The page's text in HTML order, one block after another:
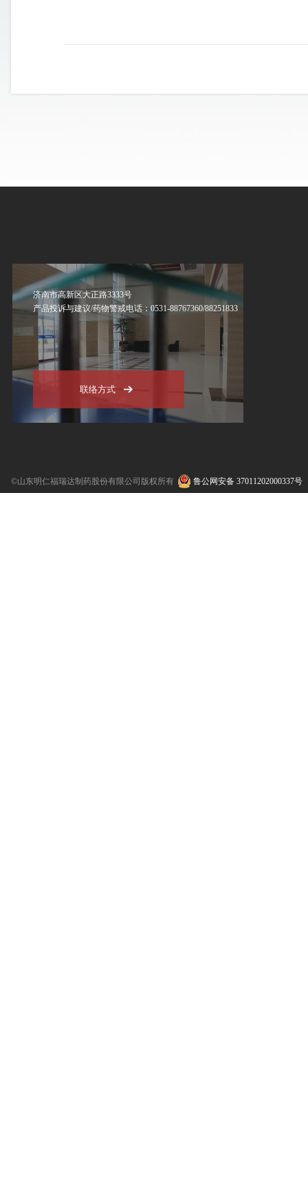
济南市高新区大正路3333号
产品投诉与建议/药物警戒电话：0531-88767360/88251833
联络方式
©山东明仁福瑞达制药股份有限公司版权所有 鲁公网安备 37011202000337号